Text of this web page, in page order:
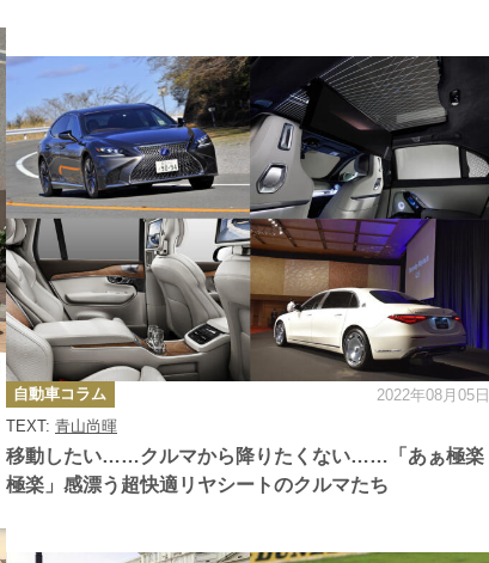
移動したい……クルマから降りたくない……「あぁ極楽
極楽」感漂う超快適リヤシートのクルマたち
TEXT: 青山尚暉
カ
テ
ゴ
リ
ー
自動車コラム 2022年08月05日